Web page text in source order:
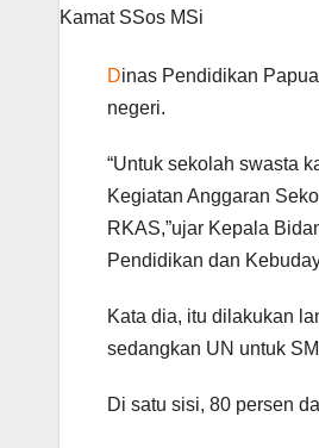
Dinas Pendidikan
negeri.
“Untuk sekolah swasta
Kegiatan Anggaran
RKAS,”ujar Kepala
Pendidikan dan
Kata dia, itu dilakukan
sedangkan UN untuk
Di satu sisi, 80 persen